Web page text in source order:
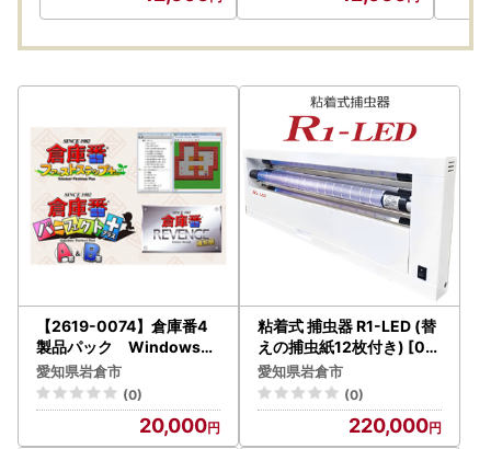
ナポリピッツァ レモン
【2619-0074】倉庫番4
製品パック Windows対
応版 (PCパズルゲーム)
愛知県岩倉市
(0)
20,000
粘着式 捕虫器 R1-LED (替
えの捕虫紙12枚付き) [07
53]
愛知県岩倉市
(0)
220,000